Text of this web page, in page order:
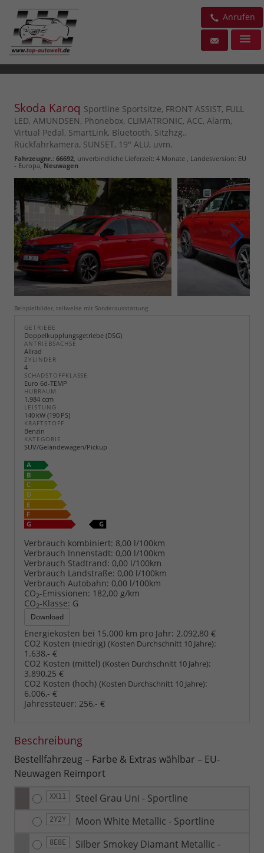
Anrufen
Skoda Karoq Sportline Sportsitze, FRONT ASSIST, FULL
LED, AMUNDSEN, Phonebox, CLIMATRONIC, ACC, Alarm,
Virtual Pedal, SmartLink, Bluetooth, Sitzhzg.,
Rückfahrkamera, SUNSET, 19" ALU, uvm.
Fahrzeugnr.: 66692 , unverbindliche Lieferzeit: 4 Monate , Landesversion: EU
- Europa,Neuwagen
Beispielbilder, teilweise mit Sonderausstattung
GETRIEBE
Doppelkupplungsgetriebe (DSG)
ANTRIEBSACHSE
Allrad
ZYLINDER
4
SCHADSTOFFKLASSE
Euro 6d-TEMP
HUBRAUM
1.984 ccm
LEISTUNG
140 kW (190 PS)
KRAFTSTOFF
Benzin
KATEGORIE
SUV/Geländewagen/Pickup
Verbrauch kombiniert: 8,00 l/100km
Verbrauch Innenstadt: 0,00 l/100km
Verbrauch Stadtrand: 0,00 l/100km
Verbrauch Landstraße: 0,00 l/100km
Verbrauch Autobahn: 0,00 l/100km
CO2-Emissionen: 182,00 g/km
CO2-Klasse: G
Download
Energiekosten bei 15.000 km pro Jahr: 2.092,80 €
CO2 Kosten (niedrig) (Kosten Durchschnitt 10 Jahre):
1.638,- €
CO2 Kosten (mittel) (Kosten Durchschnitt 10 Jahre):
3.890,25 €
CO2 Kosten (hoch) (Kosten Durchschnitt 10 Jahre):
6.006,- €
Jahressteuer: 256,- €
Beschreibung
Bestellfahrzeug – Farbe & Extras wählbar – EU-
Neuwagen Reimport
XX11 Steel Grau Uni - Sportline
2Y2Y Moon White Metallic - Sportline
8E8E
Silber Smokey Diamant Metallic -